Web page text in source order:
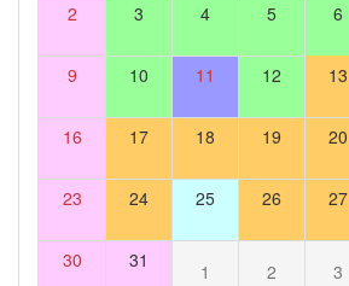
2 3 4 5 6
9 10 11 12 13
16 17 18 19 20
23 24 25 26 27
30 31 1 2 3